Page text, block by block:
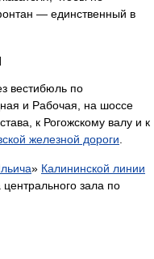
— единственный в
вестибюль по
и Рабочая, на шоссе
к Рогожскому валу и к
железной дороги
» Калининской линии
зала по